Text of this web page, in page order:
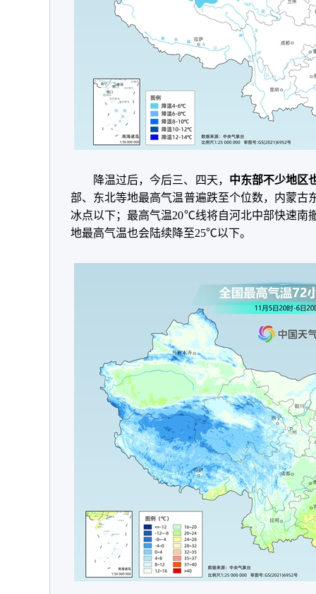
降温过后，今后三、四天， 中东部不少地区
部、东北等地最高气温普遍跌至个位数，内蒙古
冰点以下；最高气温20℃线将自河北中部快速南
地最高气温也会陆续降至25℃以下。